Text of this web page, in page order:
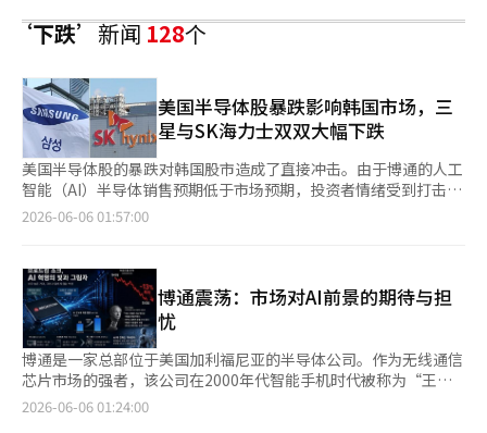
‘下跌’新闻128个
美国半导体股暴跌影响韩国市场，三
星与SK海力士双双大幅下跌
美国半导体股的暴跌对韩国股市造成了直接冲击。由于博通的人工
智能（AI）半导体销售预期低于市场预期，投资者情绪受到打击，
三星电子和SK海力士的股价均大幅下跌。 根据韩国交易所的数
万5000韩元，但在收盘前有所回升。 SK海力士的股价也下跌了22
万8000韩元（9.92%），收盘价为207万韩元。当天开盘价为214
万2000韩元，盘中股价跌至207万韩元，持续走弱。 当天半导体
大公司的暴跌被认为是受到美国半导体股调整的直接影响。前一
晚，纽约股市中，博通（-12.59%）、美光科技（-7.74%）、闪
迪（-3.92%）、西部数据（-3.13%）等半导体相关股票均出现下
跌。 尤其是博通在第三季度的AI半导体销售预期为160亿美元，低
于市场预期的172亿美元，导致投资者情绪急剧下降。 证券界认
2026-06-06 01:57:00
博通震荡：市场对AI前景的期待与担
忧
博通是一家总部位于美国加利福尼亚的半导体公司。作为无线通信
芯片市场的强者，该公司在2000年代智能手机时代被称为“王
者”的高通所压制，未能获得应有的关注。然而，随着AI时代的到
2026-06-06 01:24:00